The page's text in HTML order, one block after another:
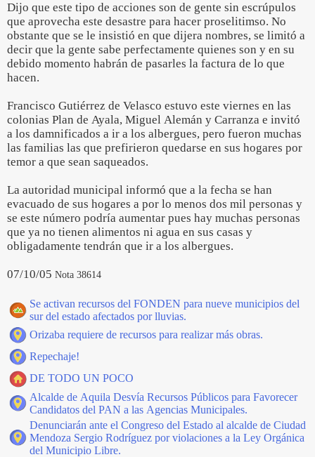
Dijo que este tipo de acciones son de gente sin escrúpulos
que aprovecha este desastre para hacer proselitimso. No
obstante que se le insistió en que dijera nombres, se limitó a
decir que la gente sabe perfectamente quienes son y en su
debido momento habrán de pasarles la factura de lo que
hacen.
Francisco Gutiérrez de Velasco estuvo este viernes en las
colonias Plan de Ayala, Miguel Alemán y Carranza e invitó
a los damnificados a ir a los albergues, pero fueron muchas
las familias las que prefirieron quedarse en sus hogares por
temor a que sean saqueados.
La autoridad municipal informó que a la fecha se han
evacuado de sus hogares a por lo menos dos mil personas y
se este número podría aumentar pues hay muchas personas
que ya no tienen alimentos ni agua en sus casas y
obligadamente tendrán que ir a los albergues.
07/10/05 Nota 38614
Se activan recursos del FONDEN para nueve municipios del
sur del estado afectados por lluvias.
Orizaba requiere de recursos para realizar más obras.
Repechaje!
DE TODO UN POCO
Alcalde de Aquila Desvía Recursos Públicos para Favorecer
Candidatos del PAN a las Agencias Municipales.
Denunciarán ante el Congreso del Estado al alcalde de Ciudad
Mendoza Sergio Rodríguez por violaciones a la Ley Orgánica
del Municipio Libre.